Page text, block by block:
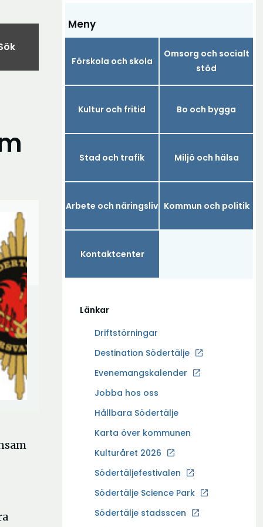
Meny
Förskola och skola
Omsorg och socialt
stöd
Kultur och fritid Bo och bygga
Stad och trafik Miljö och hälsa
Arbete och näringsliv Kommun och politik
Kontaktcenter
Länkar
Driftstörningar
Destination Södertälje
Ö
p
n
a
y
t
f
ö
Evenemangskalender
Jobba hos oss
Ö
p
n
a
y
t
Hållbara Södertälje
Karta över kommunen
Kulturåret 2026
Södertäljefestivalen
Södertälje Science Park
Ö
p
Södertälje stadsscen